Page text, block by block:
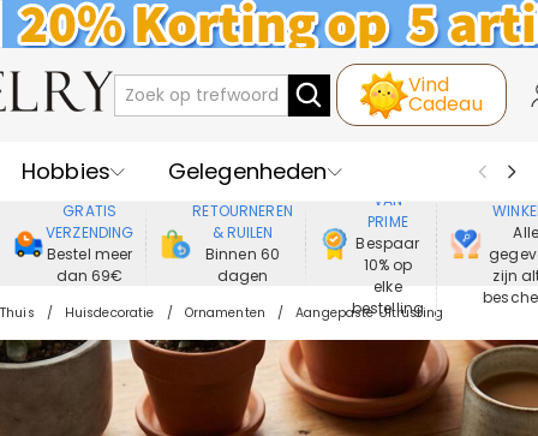
Vind
Cadeau
Hobbies
Gelegenheden
Recipienten
Best Verkochte
Nieuwe
Juwelen
Wonen&Leven
Kleding
GRATIS
VERZENDING
Bestel meer
dan 69€
RETOURNEREN
& RUILEN
Binnen 60
dagen
VAN
PRIME
Bespaar
10% op
elke
bestelling
Alle
zijn
Thuis Huisdecoratie Ornamenten Aangepaste Uitrusting